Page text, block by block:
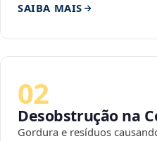
SAIBA MAIS
02
Desobstrução na
Gordura e resíduos